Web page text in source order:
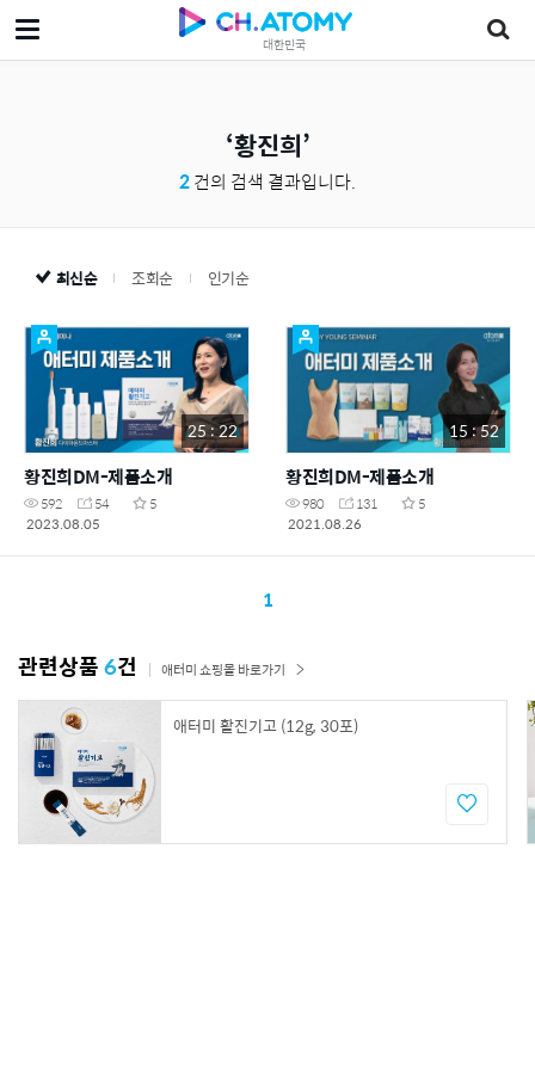
대한민국
황진희
2건의 검색 결과입니다.
최신순 조회순 인기순
25 : 22
황진희DM-제품소개
592 54
5
2023.08.05
15 : 52
황진희DM-제품소개
980 131
5
2021.08.26
1
관련상품6건 애터미 쇼핑몰 바로가기
애터미 활진기고 (12g, 30포)